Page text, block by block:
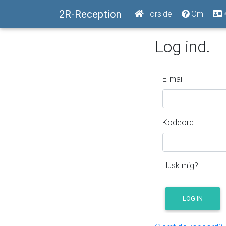
2R-Reception Forside Om
Log ind.
E-mail
Kodeord
Husk mig?